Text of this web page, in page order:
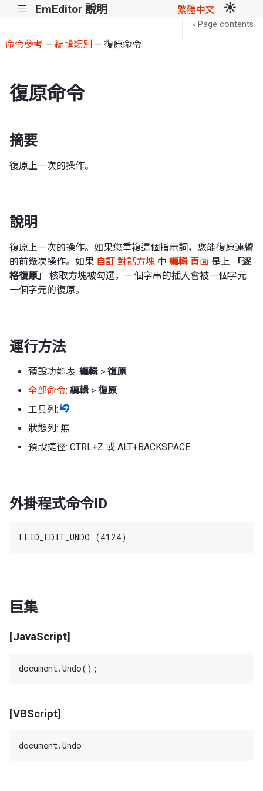
||| EmEditor 說明 繁體中文
命令參考 — 編輯類別 — 復原命令
復原命令
摘要
復原上一次的操作。
說明
復原上一次的操作。如果您重複這個指示詞，您能復原連續
的前幾次操作。如果 自訂 對話方塊 中 編輯 頁面 是上
「逐
格復原」
核取方塊被勾選，一個字串的插入會被一個字元
一個字元的復原。
運行方法
預設功能表: 編輯 > 復原
全部命令: 編輯 > 復原
工具列:
狀態列: 無
預設捷徑: CTRL+Z 或 ALT+BACKSPACE
外掛程式命令ID
巨集
[JavaScript]
[VBScript]
< Page contents